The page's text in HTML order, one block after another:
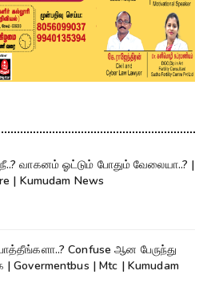
நீ..? வாகனம் ஓட்டும் போதும் வேலையா..? |
| Kumudam News
Confuse ஆன பேருந்து
Govermentbus | Mtc | Kumudam